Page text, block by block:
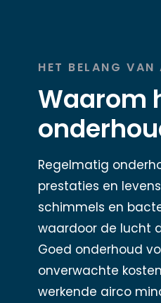
HET BELANG VAN
Waarom
Regelmatig
prestaties en
schimmels en
waardoor de lucht
Goed onderhoud
onverwachte
werkende airco